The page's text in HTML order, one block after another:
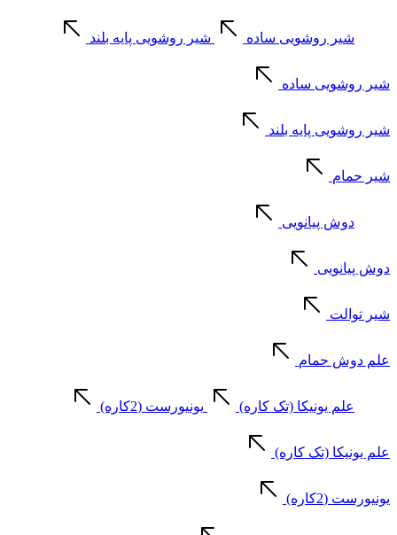
شیر روشویی ساده شیر روشویی پایه بلند
شیر روشویی ساده
شیر روشویی پایه بلند
شیر حمام
دوش پیانویی
دوش پیانویی
شیر توالت
علم دوش حمام
علم یونیکا (تک کاره) یونیورست (2کاره)
علم یونیکا (تک کاره)
یونیورست (2کاره)